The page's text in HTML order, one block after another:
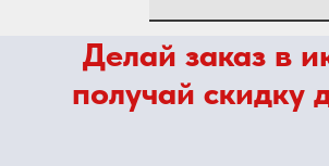
Делай заказ в
получай скидку